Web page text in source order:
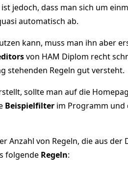
ist jedoch, dass man sich um
automatisch ab.
kann, muss man ihn aber
von HAM Diplom recht
stehenden Regeln gut versteht.
sollte man auf die
Beispielfilter im Programm und
Anzahl von Regeln, die aus
folgende Regeln: